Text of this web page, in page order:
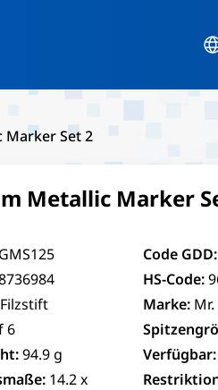
Marker Set 2
Metallic Marker
GMS125 Code GDD:
HS-Code:
Filzstift Marke:
6
94.9 g Verfügbar:
14.2 x